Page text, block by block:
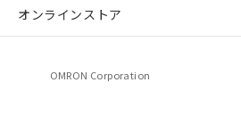
オンラインストア
OMRON Corporation